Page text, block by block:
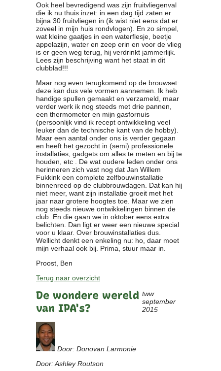
Ook heel bevredigend was zijn fruitvliegenval
die ik nu thuis inzet: in een dag tijd zaten er
bijna 30 fruitvliegen in (ik wist niet eens dat er
zoveel in mijn huis rondvlogen). En zo simpel,
wat kleine gaatjes in een waterflesje, beetje
appelazijn, water en zeep erin en voor de vlieg
is er geen weg terug, hij verdrinkt jammerlijk.
Lees zijn beschrijving want het staat in dit
clubblad!!!
Maar nog even terugkomend op de brouwset:
deze kan dus vele vormen aannemen. Ik heb
handige spullen gemaakt en verzameld, maar
verder werk ik nog steeds met drie pannen,
een thermometer en mijn gasfornuis
(persoonlijk vind ik recept ontwikkeling veel
leuker dan de technische kant van de hobby).
Maar een aantal onder ons is verder gegaan
en heeft het gezocht in (semi) professionele
installaties, gadgets om alles te meten en bij te
houden, etc . De wat oudere leden onder ons
herinneren zich vast nog dat Jan Willem
Fukkink een complete zelfbouwinstallatie
binnenreed op de clubbrouwdagen. Dat kan hij
niet meer, want zijn installatie groeit met het
jaar naar grotere hoogtes toe. Maar we zien
nog steeds nieuwe ontwikkelingen binnen de
club. En die gaan we in oktober eens extra
belichten. Dan ligt er weer een nieuwe special
voor u klaar. Over brouwinstallaties dus.
Wellicht denkt een enkeling nu: ho, daar moet
mijn verhaal ook bij. Prima, stuur maar in.
Proost, Ben
Terug naar overzicht
De wondere wereld
van IPA's?
tww
september
2015
Door: Donovan Larmonie
Door: Ashley Routson